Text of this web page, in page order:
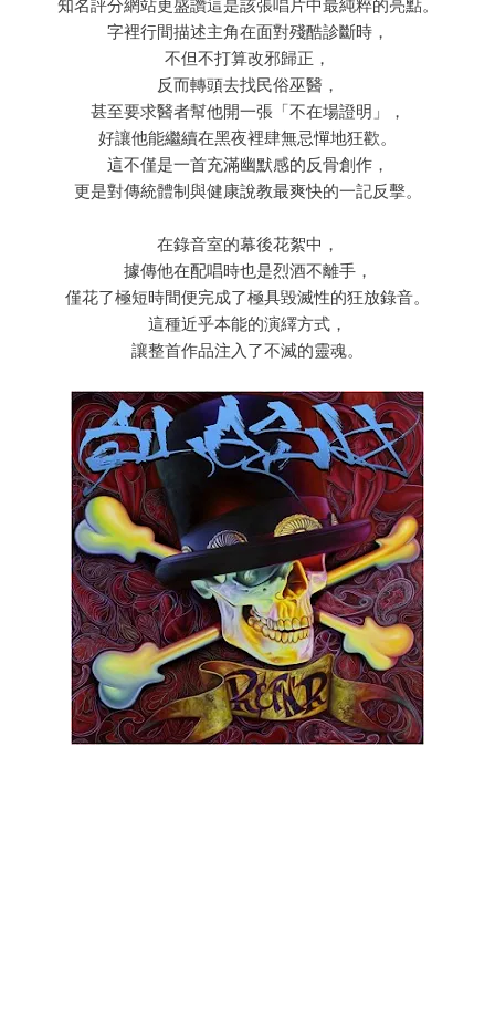
知名評分網站更盛讚這是該張唱片中最純粹的亮點。
字裡行間描述主角在面對殘酷診斷時，
不但不打算改邪歸正，
反而轉頭去找民俗巫醫，
甚至要求醫者幫他開一張「不在場證明」，
好讓他能繼續在黑夜裡肆無忌憚地狂歡。
這不僅是一首充滿幽默感的反骨創作，
更是對傳統體制與健康說教最爽快的一記反擊。
在錄音室的幕後花絮中，
據傳他在配唱時也是烈酒不離手，
僅花了極短時間便完成了極具毀滅性的狂放錄音。
這種近乎本能的演繹方式，
讓整首作品注入了不滅的靈魂。